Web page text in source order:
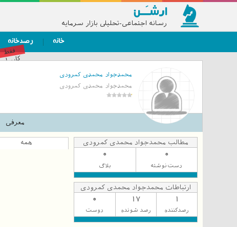
رسانه اجتماعی-تحلیلی بازار سرمایه
خانه رصدخانه
فقط
کاربران
محمدجواد محمدی کمرودی
محمدجواد محمدی کمرودی
معرفی
مطالب محمدجواد محمدی کمرودی
0
دست‌نوشته
0
بلاگ
ارتباطات محمدجواد محمدی کمرودی
1
رصدکننده
17
رصد شونده
0
دوست
همه